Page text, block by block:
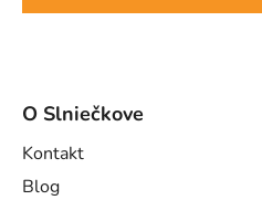
O Slniečkove
Kontakt
Blog